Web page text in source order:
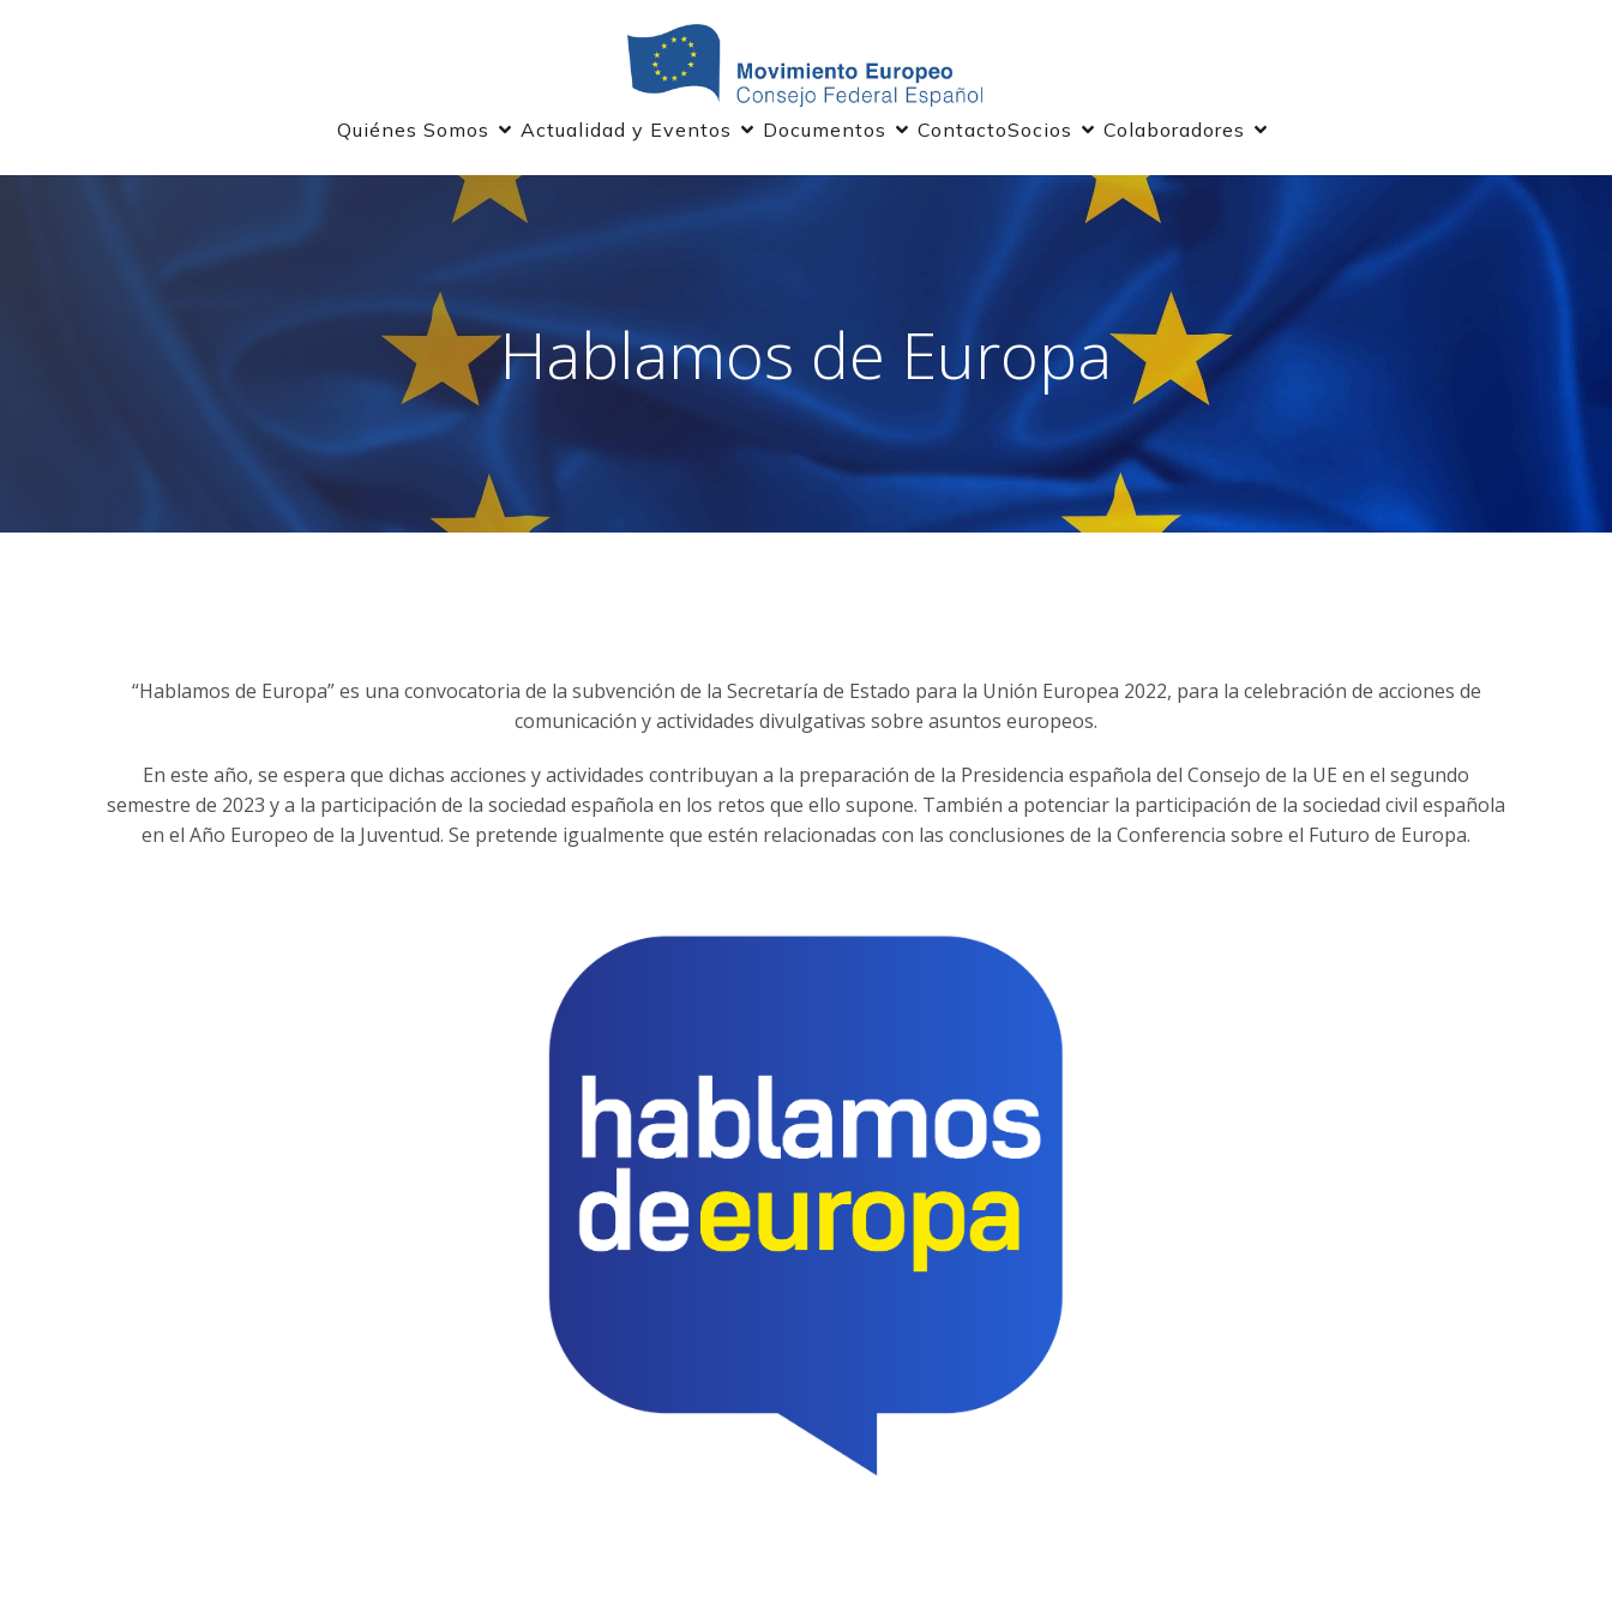
Quiénes Somos Actualidad y Eventos Documentos ContactoSocios Colaboradores
Hablamos de Europa
“Hablamos de Europa” es una convocatoria de la subvención de la Secretaría de Estado para la Unión Europea 2022, para la celebración de acciones de
comunicación y actividades divulgativas sobre asuntos europeos.
En este año, se espera que dichas acciones y actividades contribuyan a la preparación de la Presidencia española del Consejo de la UE en el segundo
semestre de 2023 y a la participación de la sociedad española en los retos que ello supone. También a potenciar la participación de la sociedad civil española
en el Año Europeo de la Juventud. Se pretende igualmente que estén relacionadas con las conclusiones de la Conferencia sobre el Futuro de Europa.